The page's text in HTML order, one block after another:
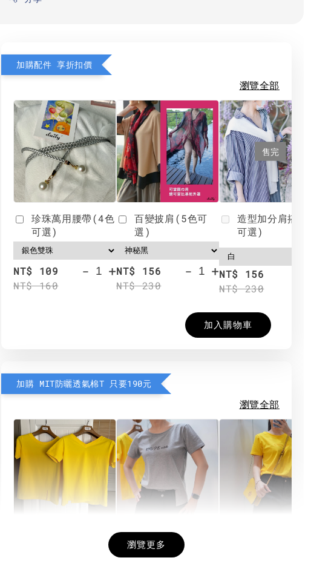
加購配件 享折扣價
瀏覽全部
珍珠萬用腰帶(4色
可選)
NT$ 109
NT$ 160
- +
百變披肩(5色可
選)
NT$ 156
NT$ 230
- +
售完
造型加分肩搭(4色
可選)
NT$ 156
NT$ 230
加入購物車
加購 MIT防曬透氣棉T 只要190元
瀏覽全部
希望相隨雙面T
瀏覽更多